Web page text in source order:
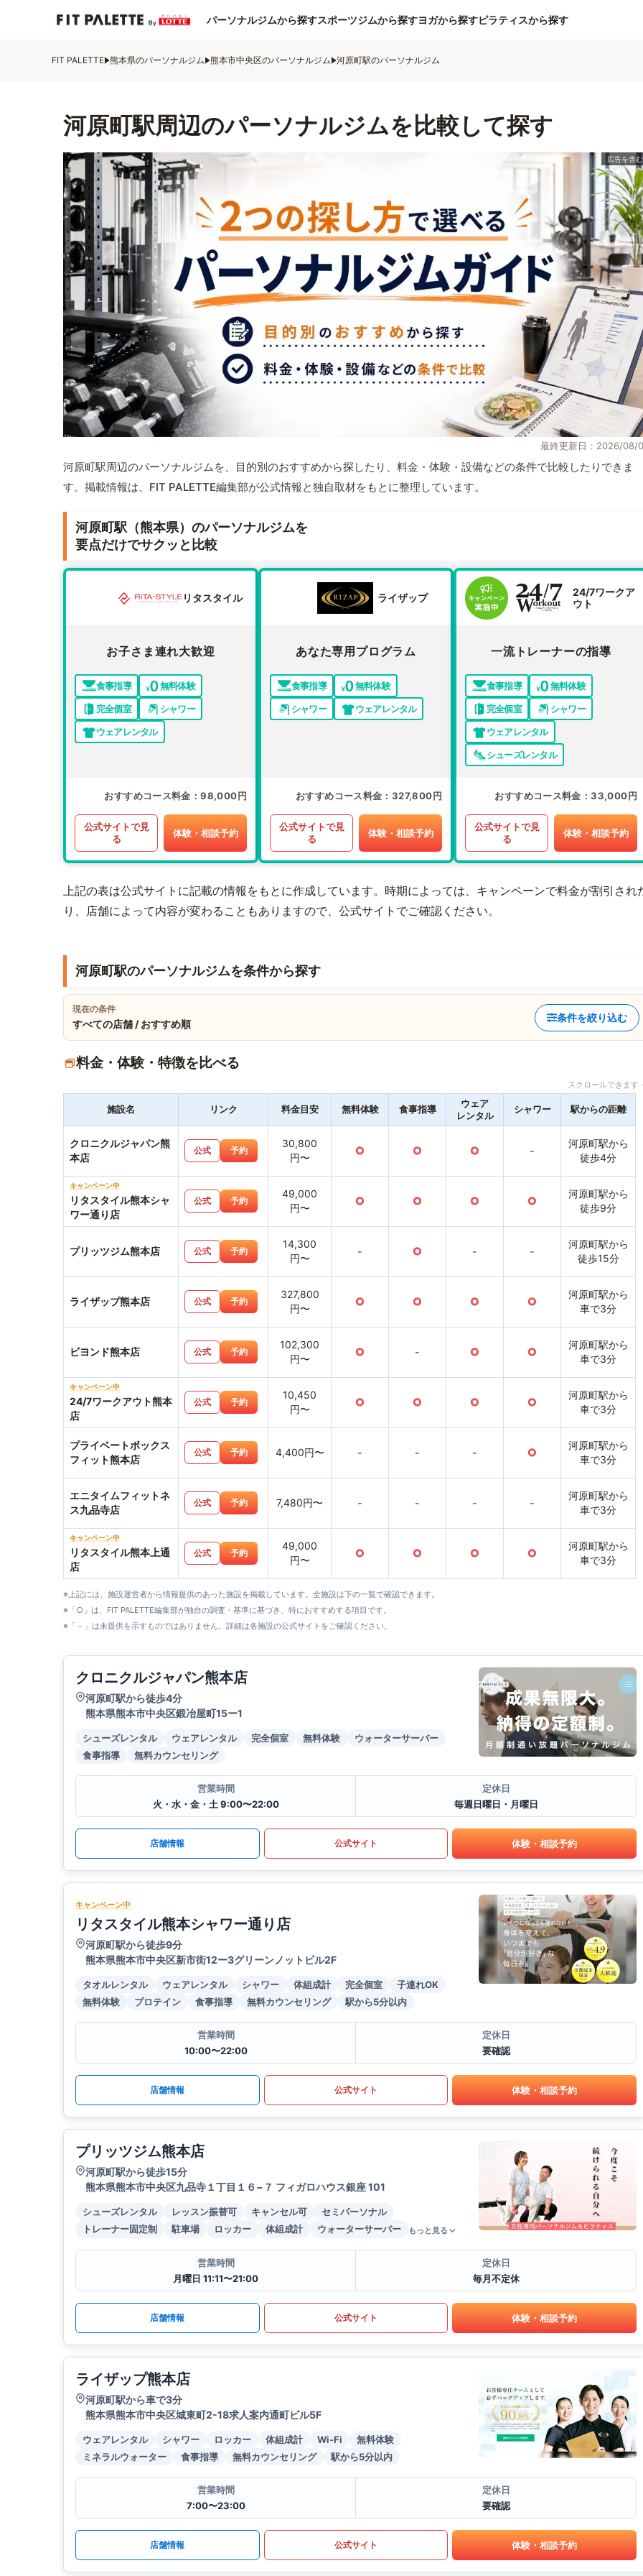
パーソナルジムから探すスポーツジムから探すヨガから探すピラティスから探す
FIT PALETTE 熊本県のパーソナルジム 熊本市中央区のパーソナルジム 河原町駅のパーソナルジム
河原町駅周辺のパーソナルジムを比較して探す
最終更新日：2026/08/
河原町駅周辺のパーソナルジムを、目的別のおすすめから探したり、料金・体験・設備などの条件で比較したりできま
す。掲載情報は、FIT PALETTE編集部が公式情報と独自取材をもとに整理しています。
河原町駅（熊本県）のパーソナルジムを
要点だけでサクッと比較
リタスタイル
お子さま連れ大歓迎
食事指導
無料体験
完全個室
シャワー
ウェアレンタル
おすすめコース料金 98,000円
公式サイトで見
る
体験・相談予約
ライザップ
あなた専用プログラム
食事指導
無料体験
シャワー
ウェアレンタル
おすすめコース料金 327,800円
公式サイトで見
る
体験・相談予約
24/7ワークア
ウト
一流トレーナーの指導
食事指導
無料体験
完全個室
シャワー
ウェアレンタル
シューズレンタル
おすすめコース料金 33,000円
公式サイトで見
る
体験・相談予約
上記の表は公式サイトに記載の情報をもとに作成しています。時期によっては、キャンペーンで料金が割引され
り、店舗によって内容が変わることもありますので、公式サイトでご確認ください。
河原町駅のパーソナルジムを条件から探す
現在の条件
すべての店舗 / おすすめ順
条件を絞り込む
料金・体験・特徴を比べる
スクロールできま
施設名 リンク 料金目安 無料体験 食事指導
ウェア
レンタル
シャワー 駅からの距離
クロニクルジャパン熊
本店
公式 予約
30,800
円〜
○ ○ ○ -
河原町駅から
徒歩4分
キャンペーン中
リタスタイル熊本シャ
ワー通り店
公式 予約
49,000
円〜
○ ○ ○ ○
河原町駅から
徒歩9分
プリッツジム熊本店 公式 予約
14,300
円〜
- ○ - -
河原町駅から
徒歩15分
ライザップ熊本店 公式 予約
327,800
円〜
○ ○ ○ ○
河原町駅から
車で3分
ビヨンド熊本店 公式 予約
102,300
円〜
○ - ○ ○
河原町駅から
車で3分
キャンペーン中
24/7ワークアウト熊本
店
公式 予約
10,450
円〜
○ ○ ○ ○
河原町駅から
車で3分
プライベートボックス
フィット熊本店
公式 予約 4,400円〜 - - - ○
河原町駅から
車で3分
エニタイムフィットネ
ス九品寺店
公式 予約 7,480円〜 - - - -
河原町駅から
車で3分
キャンペーン中
リタスタイル熊本上通
店
公式 予約
49,000
円〜
○ ○ ○ ○
河原町駅から
車で3分
※上記には、施設運営者から情報提供のあった施設を掲載しています。全施設は下の一覧で確認できます。
※「○」は、FIT PALETTE編集部が独自の調査・基準に基づき、特におすすめする項目です。
※「－」は未提供を示すものではありません。詳細は各施設の公式サイトをご確認ください。
クロニクルジャパン熊本店
河原町駅から徒歩4分
熊本県熊本市中央区鍛冶屋町15ー1
シューズレンタル ウェアレンタル 完全個室 無料体験
ウォーターサーバー
食事指導
無料カウンセリング
営業時間
火・水・金・土 9:00〜22:00
定休日
毎週日曜日・月曜日
店舗情報 公式サイト 体験・相談予約
キャンペーン中
リタスタイル熊本シャワー通り店
河原町駅から徒歩9分
熊本県熊本市中央区新市街12ー3グリーンノットビル2F
タオルレンタル ウェアレンタル シャワー 体組成計 完全個室
子連れOK
無料体験
プロテイン 食事指導 無料カウンセリング 駅から5分以内
営業時間
10:00〜22:00
定休日
要確認
店舗情報 公式サイト 体験・相談予約
プリッツジム熊本店
河原町駅から徒歩15分
熊本県熊本市中央区九品寺１丁目１６−７ フィガロハウス銀座 101
シューズレンタル レッスン振替可 キャンセル可
セミパーソナル
トレーナー固定制
駐車場 ロッカー 体組成計 ウォーターサーバー もっと見る
営業時間
月曜日 11:11〜21:00
定休日
毎月不定休
店舗情報 公式サイト 体験・相談予約
ライザップ熊本店
河原町駅から車で3分
熊本県熊本市中央区城東町2-18求人案内通町ビル5F
ウェアレンタル シャワー ロッカー 体組成計 Wi-Fi
無料体験
ミネラルウォーター
食事指導 無料カウンセリング 駅から5分以内
営業時間
7:00〜23:00
定休日
要確認
店舗情報 公式サイト 体験・相談予約